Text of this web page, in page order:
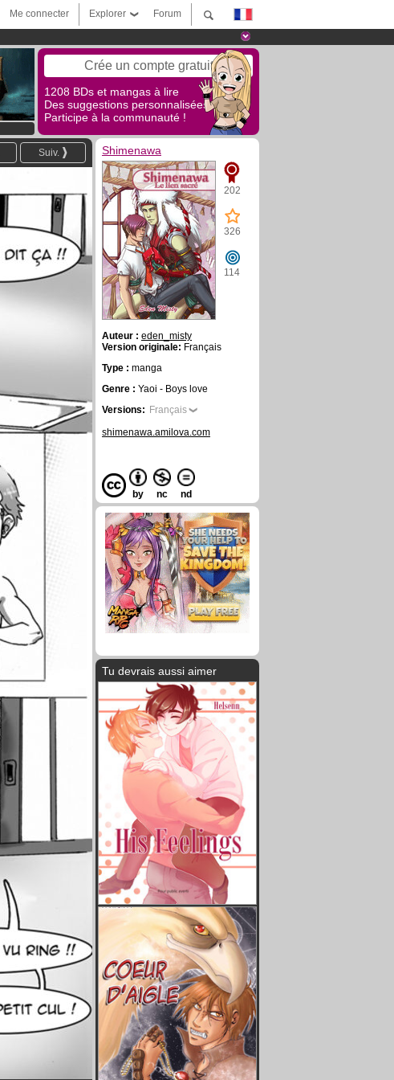
Forum
Explorer
Me connecter
Crée un compte gratuit
1208 BDs et mangas à lire
Des suggestions personnalisées !
Participe à la communauté !
Suiv. Shimenawa
202
326
114
Auteur : eden_misty
Version originale: Français
Type : manga
Genre : Yaoi - Boys love
Versions: Français
shimenawa.amilova.com
by nc nd
Tu devrais aussi aimer